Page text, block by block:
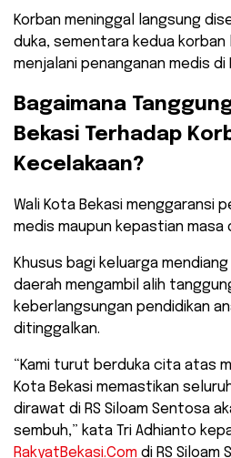
Korban meninggal langsung
duka, sementara kedua korban
menjalani penanganan medis di
​Bagaimana
Bekasi Terhadap
Kecelakaan?
​Wali Kota Bekasi menggaransi
medis maupun kepastian masa
Khusus bagi keluarga
daerah mengambil alih
keberlangsungan pendidikan
ditinggalkan.
​“Kami turut berduka cita atas
Kota Bekasi memastikan
dirawat di RS Siloam Sentosa
sembuh,” kata Tri Adhianto
RakyatBekasi.Com di RS Siloam